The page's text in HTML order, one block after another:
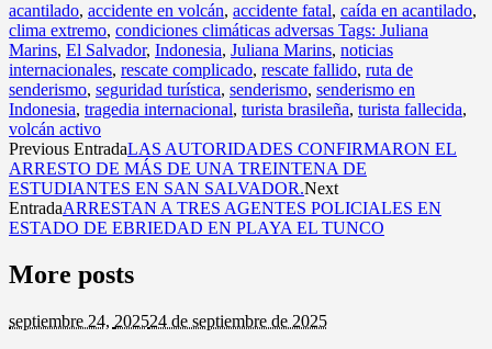
acantilado, accidente en volcán, accidente fatal, caída en acantilado,
clima extremo, condiciones climáticas adversas Tags: Juliana
Marins, El Salvador, Indonesia, Juliana Marins, noticias
internacionales, rescate complicado, rescate fallido, ruta de
senderismo, seguridad turística, senderismo, senderismo en
Indonesia, tragedia internacional, turista brasileña, turista fallecida,
volcán activo
Previous EntradaLAS AUTORIDADES CONFIRMARON EL
ARRESTO DE MÁS DE UNA TREINTENA DE
ESTUDIANTES EN SAN SALVADOR.Next
EntradaARRESTAN A TRES AGENTES POLICIALES EN
ESTADO DE EBRIEDAD EN PLAYA EL TUNCO
More posts
septiembre 24, 202524 de septiembre de 2025